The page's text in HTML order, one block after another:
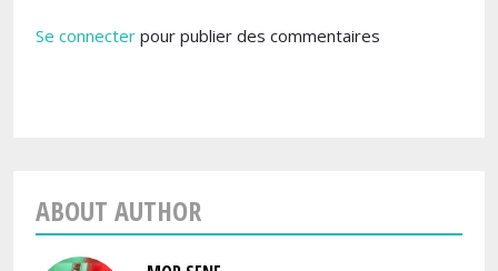
Se connecter pour publier des commentaires
ABOUT AUTHOR